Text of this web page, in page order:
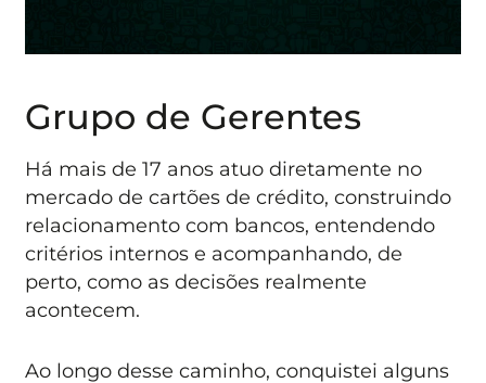
Grupo de Gerentes
Há mais de 17 anos atuo diretamente no
mercado de cartões de crédito, construindo
relacionamento com bancos, entendendo
critérios internos e acompanhando, de
perto, como as decisões realmente
acontecem.
Ao longo desse caminho, conquistei alguns